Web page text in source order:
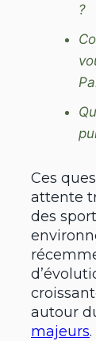
?
Ces
attente
des
autour
majeurs.